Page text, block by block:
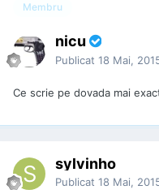
Membru
nicu
Publicat 18 Mai,
Ce scrie pe dovada mai
sylvinho
Publicat 18 Mai,